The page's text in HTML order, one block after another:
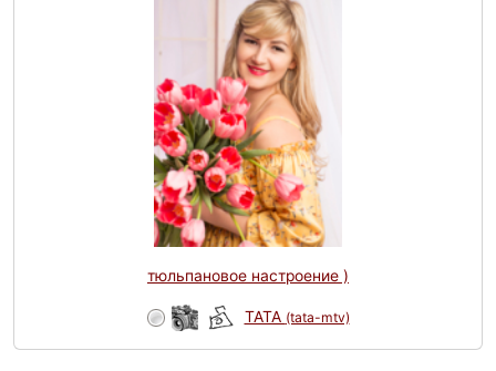
тюльпановое настроение )
TATA (tata-mtv)